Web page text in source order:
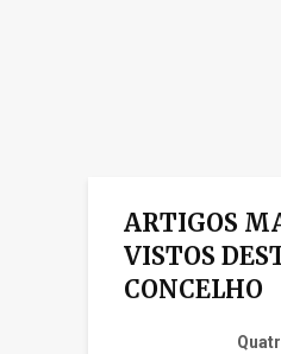
ARTIGOS
VISTOS
CONCELHO